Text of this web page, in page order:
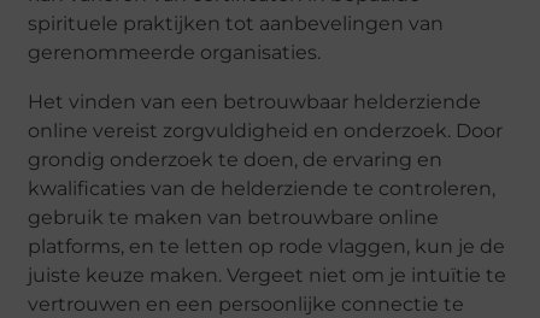
spirituele praktijken tot aanbevelingen van
gerenommeerde organisaties.
Het vinden van een betrouwbaar helderziende
online vereist zorgvuldigheid en onderzoek. Door
grondig onderzoek te doen, de ervaring en
kwalificaties van de helderziende te controleren,
gebruik te maken van betrouwbare online
platforms, en te letten op rode vlaggen, kun je de
juiste keuze maken. Vergeet niet om je intuïtie te
vertrouwen en een persoonlijke connectie te